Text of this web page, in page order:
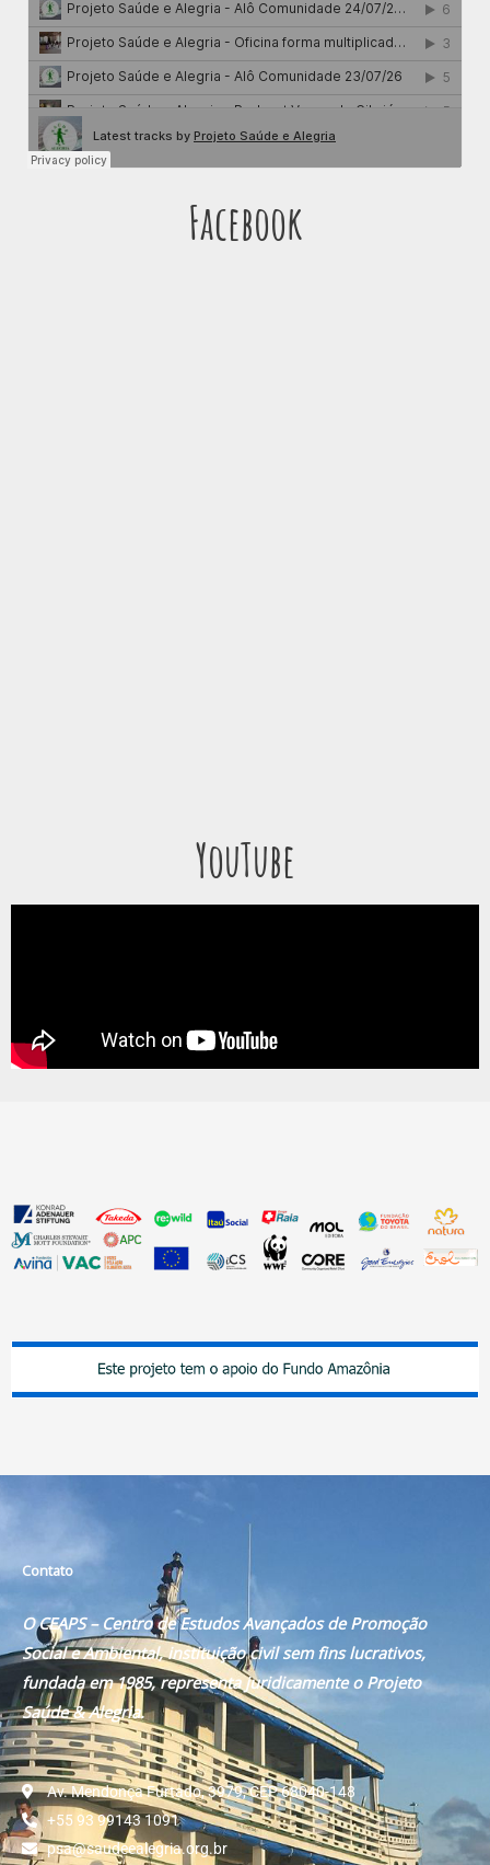
Facebook
YouTube
Contato
O CEAPS – Centro de Estudos Avançados de Promoção
Social e Ambiental, instituição civil sem fins lucrativos,
fundada em 1985, representa juridicamente o Projeto
Saúde & Alegria.
Av. Mendonça Furtado, 3979, CEP 68040-148
+55 93 99143 1091
psa@saudeealegria.org.br